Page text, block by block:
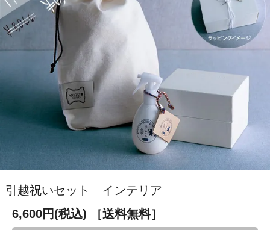
引越祝いセット インテリア
6,600円(税込)
［送料無料］